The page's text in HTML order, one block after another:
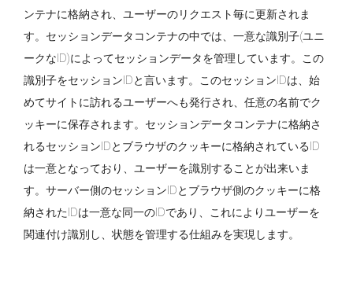
ンテナに格納され、ユーザーのリクエスト毎に更新されま
す。セッションデータコンテナの中では、一意な識別子(ユニ
ークなID)によってセッションデータを管理しています。この
識別子をセッションIDと言います。このセッションIDは、始
めてサイトに訪れるユーザーへも発行され、任意の名前でク
ッキーに保存されます。セッションデータコンテナに格納さ
れるセッションIDとブラウザのクッキーに格納されているID
は一意となっており、ユーザーを識別することが出来いま
す。サーバー側のセッションIDとブラウザ側のクッキーに格
納されたIDは一意な同一のIDであり、これによりユーザーを
関連付け識別し、状態を管理する仕組みを実現します。